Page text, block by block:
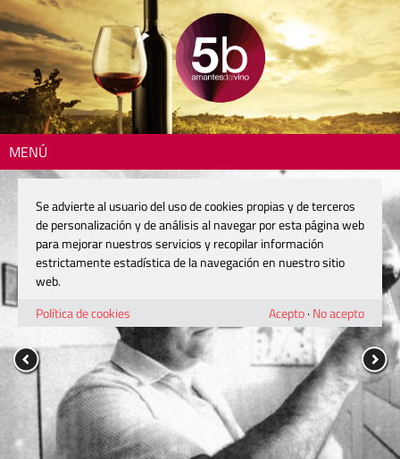
MENÚ
Se advierte al usuario del uso de cookies propias y de terceros
de personalización y de análisis al navegar por esta página web
para mejorar nuestros servicios y recopilar información
estrictamente estadística de la navegación en nuestro sitio
web.
Política de cookies
Acepto· No acepto